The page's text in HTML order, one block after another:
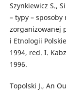
Szynkiewicz S.,
– typy –
zorganizowanej
i Etnologii
1994, red. I.
1996.
Topolski J., An